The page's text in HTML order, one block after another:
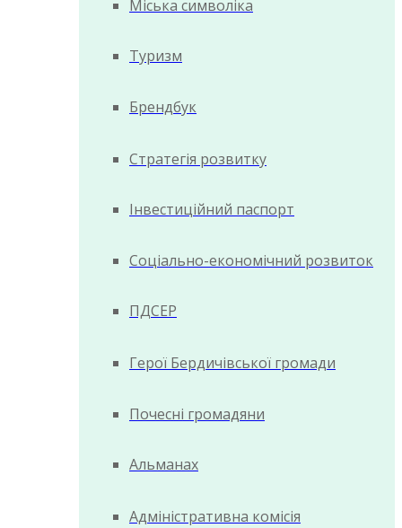
Міська символіка
Туризм
Брендбук
Стратегія розвитку
Інвестиційний паспорт
Соціально-економічний розвиток
ПДСЕР
Герої Бердичівської громади
Почесні громадяни
Альманах
Адміністративна комісія